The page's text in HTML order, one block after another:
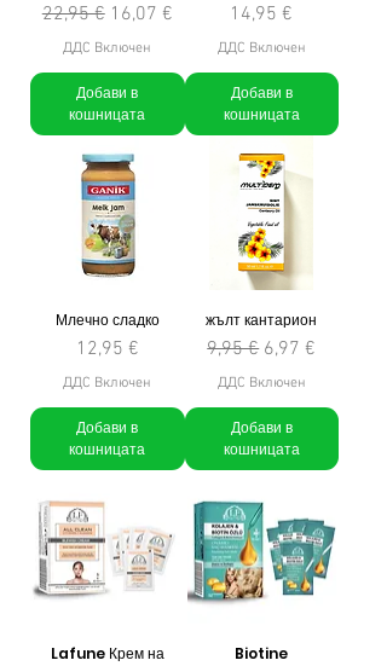
Редовна цена
22,95 € Продажна цена
16,07 €
ДДС Включен
Добави в
кошницата
Цена
14,95 €
ДДС Включен
Добави в
кошницата
Млечно сладко
Цена
12,95 €
ДДС Включен
Добави в
кошницата
жълт кантарион
Редовна цена
9,95 € Продажна цена
6,97 €
ДДС Включен
Добави в
кошницата
Lafune Крем на
Biotine